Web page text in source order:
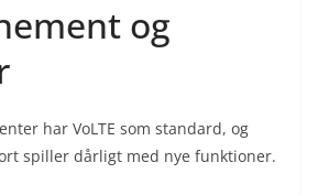
og
har VoLTE som standard, og
spiller dårligt med nye funktioner.